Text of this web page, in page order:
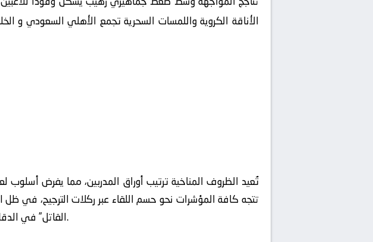
الأناقة الكروية واللمسات السحرية تجمع الأهلي السعودي و
تُعيد الظروف المناخية ترتيب أوراق المدربين، مما يفرض أسلوب
تتجه كافة المؤشرات نحو حسم اللقاء عبر ركلات الترجيح، في ظل
القاتل” في الدقائق الأخيرة هو العنوان الأبرز لفوز الأهلي السعودي في هذه المواجهة المرتقبة.